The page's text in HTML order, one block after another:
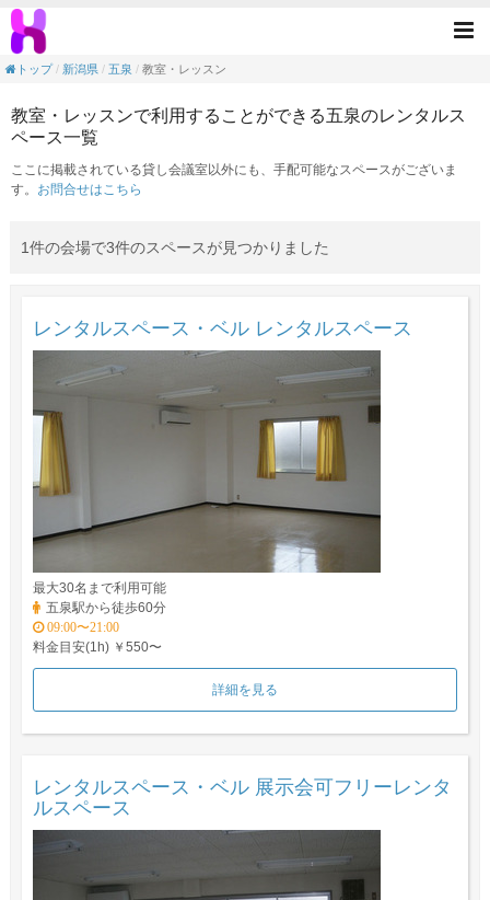
教室・レッスンの目的で利用できる五泉駅
トップ
新潟県 五泉 教室・レッスン
教室・レッスンで利用することができる五泉のレンタルス
ペース一覧
ここに掲載されている貸し会議室以外にも、手配可能なスペースがございま
す。 お問合せはこちら
1件の会場で3件のスペースが見つかりました
レンタルスペース・ベル レンタルスペース
最大30名まで利用可能
五泉駅から徒歩60分
09:00〜21:00
料金目安(1h) ￥550〜
詳細を見る
レンタルスペース・ベル 展示会可フリーレンタ
ルスペース